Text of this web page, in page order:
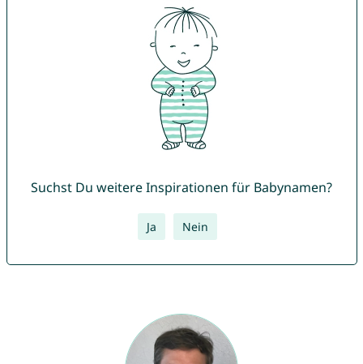
Suchst Du weitere Inspirationen für Babynamen?
Ja Nein